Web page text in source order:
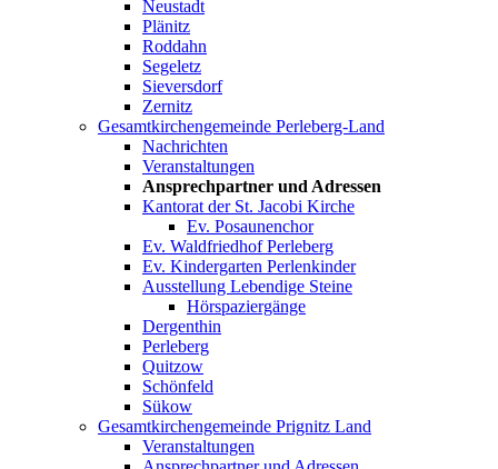
Neustadt
Plänitz
Roddahn
Segeletz
Sieversdorf
Zernitz
Gesamtkirchengemeinde Perleberg-Land
Nachrichten
Veranstaltungen
Ansprechpartner und Adressen
Kantorat der St. Jacobi Kirche
Ev. Posaunenchor
Ev. Waldfriedhof Perleberg
Ev. Kindergarten Perlenkinder
Ausstellung Lebendige Steine
Hörspaziergänge
Dergenthin
Perleberg
Quitzow
Schönfeld
Sükow
Gesamtkirchengemeinde Prignitz Land
Veranstaltungen